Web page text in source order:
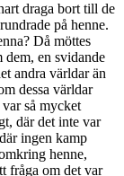
draga bort till de
på henne.
Då möttes
dem, en svidande
andra världar än
dessa världar
så mycket
där det inte var
ingen kamp
henne,
fråga om det var